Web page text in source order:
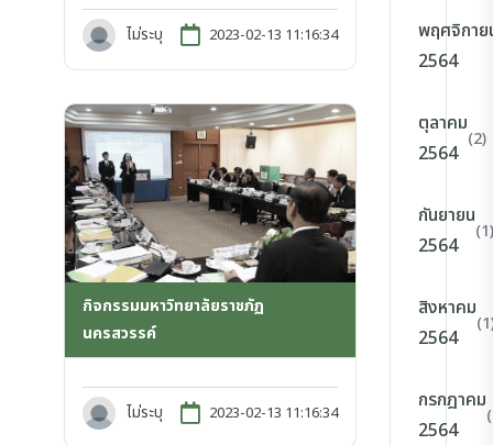
ไม่ระบุ 2023-02-13 11:16:34
กิจกรรมมหาวิทยาลัยราชภัฏ
นครสวรรค์
ไม่ระบุ 2023-02-13 11:16:34
พฤศจิกาย
2564
ตุลาคม
2564
(2)
กันยายน
2564
(1)
สิงหาคม
2564
กรกฎาคม
2564